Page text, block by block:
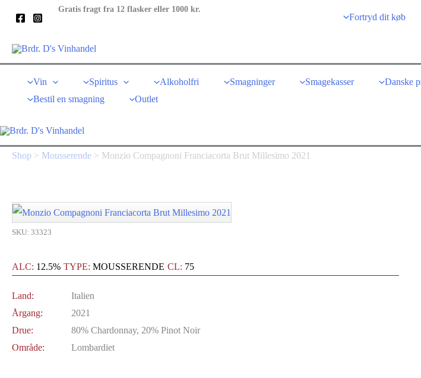
indholdet
Gratis fragt fra 12 flasker eller 1000 kr.
Fortryd dit køb
Vin Spiritus Alkoholfri Smagninger Smagekasser Danske
Bestil en smagning
Outlet
Shop > Mousserende > Monzio Compagnoni Franciacorta Brut Millesimo 2021
SKU: 33323
ALC: 12.5% TYPE: MOUSSERENDE CL: 75
Land:
Italien
Årgang:
2021
Drue:
80% Chardonnay, 20% Pinot Noir
Område:
Lombardiet